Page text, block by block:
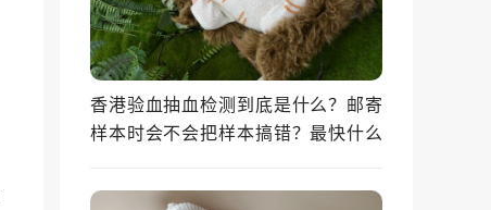
香港验血抽血检测到底是什么？邮寄
样本时会不会把样本搞错？最快什么